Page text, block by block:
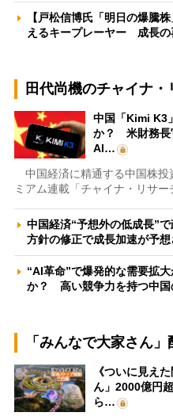
【戸松信博氏「明日の爆騰
えるキープレーヤー 成長
田代尚機のチャイナ・
中国「Kimi K3
か？ 米財務長
AI…
中国経済に精通する中国株投
ミアム連載「チャイナ・リサ
中国経済“予想外の低成長”
方針の修正で成長加速が予
“AI革命”で爆発的な需要拡
か？ 高い競争力を持つ中
「みんなで大家さん
《ついに見え
ん」2000億円
ら…